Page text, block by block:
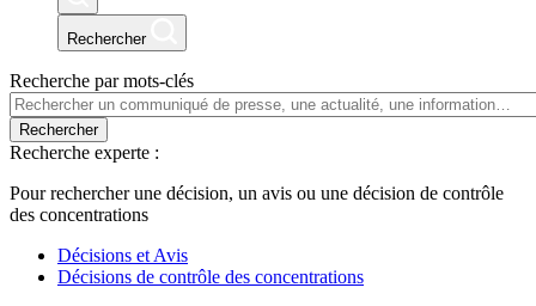
Rechercher
Recherche par mots-clés
Rechercher
Recherche experte :
Pour rechercher une décision, un avis ou une décision de contrôle
des concentrations
Décisions et Avis
Décisions de contrôle des concentrations